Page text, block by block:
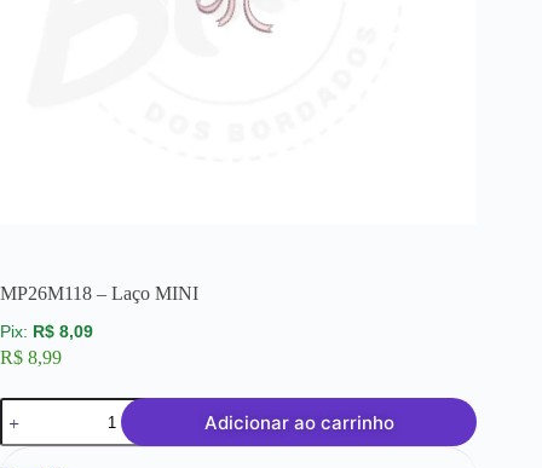
MP26M118 – Laço MINI
R$ 8,09
R$ 8,99
Adicionar ao carrinho